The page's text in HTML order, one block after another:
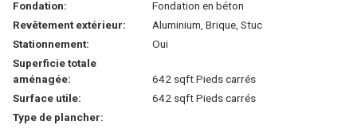
Fondation:
Fondation en béton
Revêtement extérieur:
Aluminium, Brique, Stuc
Stationnement:
Oui
Superficie totale
aménagée:
642 sqft Pieds carrés
Surface utile:
642 sqft Pieds carrés
Type de plancher: